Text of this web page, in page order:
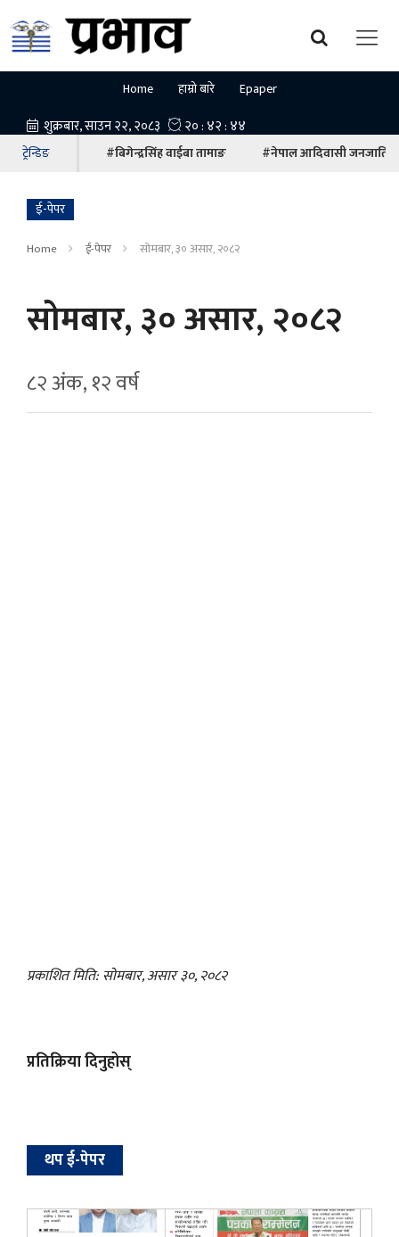
Home हाम्रो बारे Epaper
ट्रेन्डिङ #बिगेन्द्रसिंह वाईबा तामाङ #नेपाल आदिवासी जनजाति
ई-पेपर
Home ई-पेपर सोमबार, ३० असार, २०८२
सोमबार, ३० असार, २०८२
८२ अंक, १२ वर्ष
प्रकाशित मिति: सोमबार, असार ३०, २०८२
प्रतिक्रिया दिनुहोस्
थप ई-पेपर